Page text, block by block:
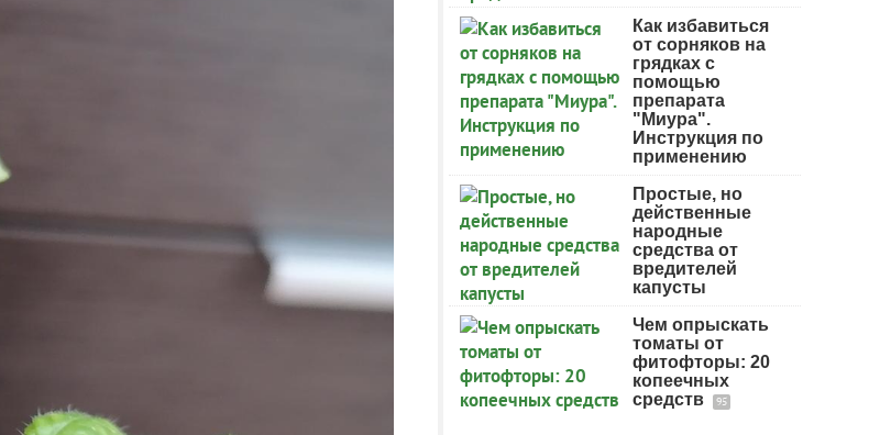
Как избавиться
от сорняков на
грядках с
помощью
препарата
"Миура".
Инструкция по
применению
Простые, но
действенные
народные
средства от
вредителей
капусты
Чем опрыскать
томаты от
фитофторы: 20
копеечных
средств
95